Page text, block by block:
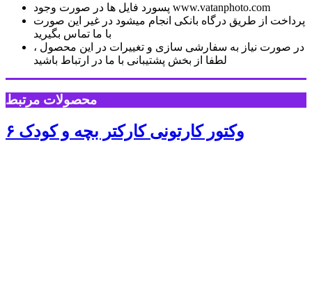
پسورد فایل ها در صورت وجود www.vatanphoto.com
پرداخت از طریق درگاه بانکی انجام میشود در غیر این صورت
با ما تماس بگیرید
در صورت نیاز به سفارشی سازی و تغییرات در این محصول ،
لطفا از بخش پشتیبانی با ما در ارتباط باشید
محصولات مرتبط
۶ وکتور کارتونی کارکتر بچه و کودک